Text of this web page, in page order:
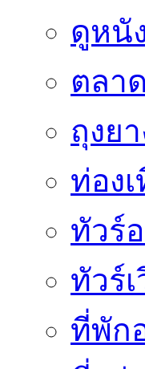
ดูหนั
ตลา
ถุงยา
ท่อง
ทัวร์
ทัวร์
ที่พัก